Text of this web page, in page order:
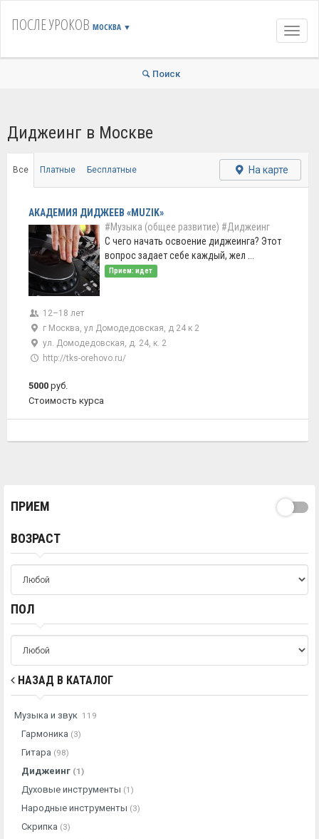
ПОСЛЕ УРОКОВ МОСКВА ▼
Поиск
Диджеинг в Москве
Все Платные Бесплатные На карте
АКАДЕМИЯ ДИДЖЕЕВ «MUZIK»
#Музыка (общее развитие) #Диджеинг
С чего начать освоение диджеинга? Этот
вопрос задает себе каждый, жел ...
Прием: идет
12–18 лет
г Москва, ул Домодедовская, д 24 к 2
ул. Домодедовская, д. 24, к. 2
http://tks-orehovo.ru/
5000 руб.
Стоимость курса
ПРИЕМ
ВОЗРАСТ
ПОЛ
НАЗАД В КАТАЛОГ
Музыка и звук 119
Гармоника (3)
Гитара (98)
Диджеинг (1)
Духовые инструменты (1)
Народные инструменты (3)
Скрипка (3)